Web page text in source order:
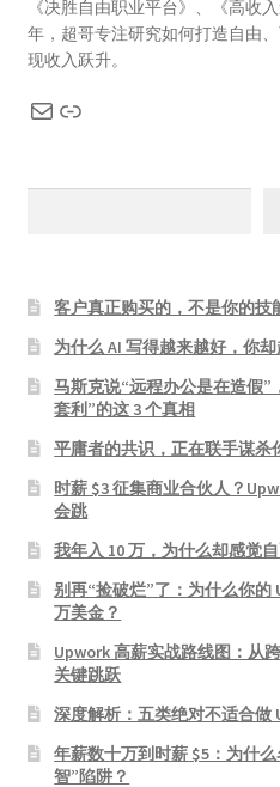
《决胜自由职业平台》、《高收
年，超哥专注研究如何打造自由
现收入跃升。
电子邮件链接
客户真正购买的，不是你的技
为什么 AI 写得越来越好，你
马斯克说“远程办公是在造假
套利”的这 3 个真相
平庸者的共识，正在联手谋杀
时薪 $3 征集商业合伙人？
会跳
我年入 10 万，为什么却感觉
别再“捡破烂”了：为什么你的
万美金？
Upwork 高薪实战路线图：从
关键跳跃
深度解析：五类绝对不适合做
年薪数十万到时薪 $5：为什
智”陷阱？